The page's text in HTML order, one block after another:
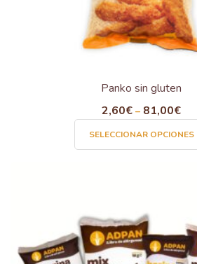
Panko sin gluten
2,60€ – 81,00€
SELECCIONAR OPCIONES